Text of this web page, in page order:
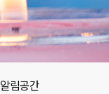
알림공간